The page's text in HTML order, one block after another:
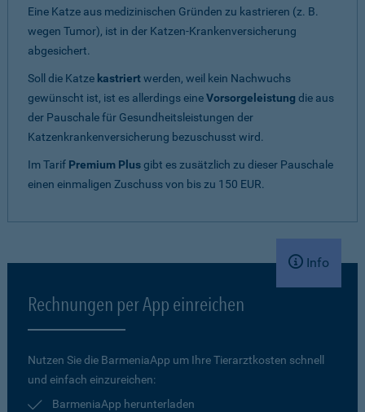
Eine Katze aus medizinischen Gründen zu kastrieren (z. B.
wegen Tumor), ist in der Katzen-Krankenversicherung
abgesichert.
Soll die Katze kastriertwerden, weil kein Nachwuchs
gewünscht ist, ist es allerdings eineVorsorgeleistung die aus
der Pauschale für Gesundheitsleistungen der
Katzenkrankenversicherung bezuschusst wird.
Im Tarif Premium Plusgibt es zusätzlich zu dieser Pauschale
einen einmaligen Zuschuss von bis zu 150 EUR.
Info
Rechnungen per App einreichen
Nutzen Sie die BarmeniaApp um Ihre Tierarztkosten schnell
und einfach einzureichen:
BarmeniaApp herunterladen